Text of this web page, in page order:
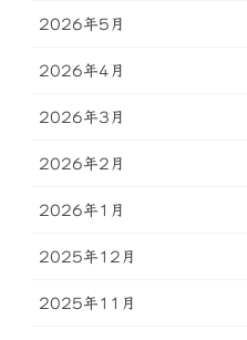
2026年5月
2026年4月
2026年3月
2026年2月
2026年1月
2025年12月
2025年11月